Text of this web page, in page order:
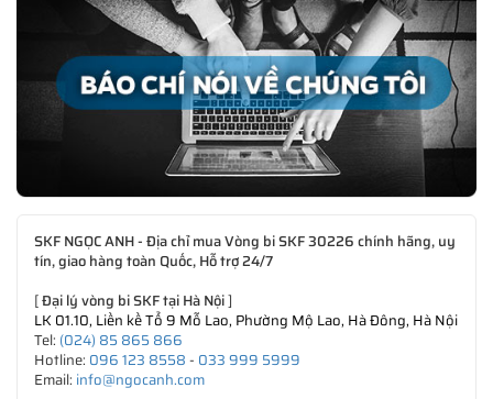
SKF NGỌC ANH - Địa chỉ mua Vòng bi SKF 30226 chính hãng, uy
tín, giao hàng toàn Quốc, Hỗ trợ 24/7
[Đại lý vòng bi SKF tại Hà Nội]
LK 01.10, Liền kề Tổ 9 Mỗ Lao, Phường Mộ Lao, Hà Đông, Hà Nội
Tel: (024) 85 865 866
Hotline: 096 123 8558- 033 999 5999
Email: info@ngocanh.com